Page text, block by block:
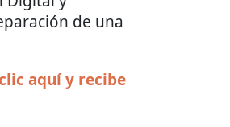
de una
aquí y recibe